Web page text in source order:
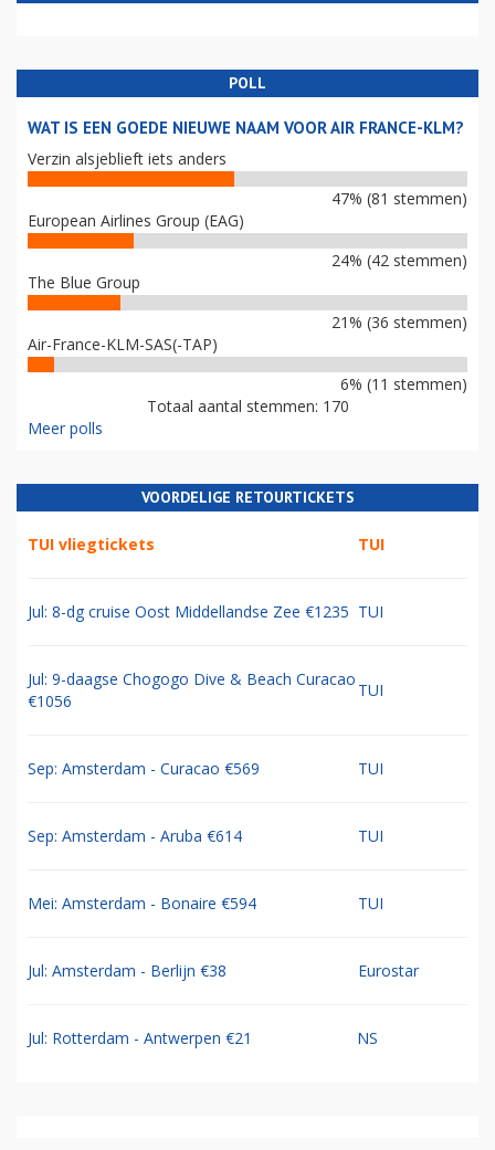
POLL
WAT IS EEN GOEDE NIEUWE NAAM VOOR AIR FRANCE-KLM?
Verzin alsjeblieft iets anders
47% (81 stemmen)
European Airlines Group (EAG)
24% (42 stemmen)
The Blue Group
21% (36 stemmen)
Air-France-KLM-SAS(-TAP)
6% (11 stemmen)
Totaal aantal stemmen: 170
Meer polls
VOORDELIGE RETOURTICKETS
TUI vliegtickets TUI
Jul: 8-dg cruise Oost Middellandse Zee €1235 TUI
Jul: 9-daagse Chogogo Dive & Beach Curacao
€1056
TUI
Sep: Amsterdam - Curacao €569 TUI
Sep: Amsterdam - Aruba €614 TUI
Mei: Amsterdam - Bonaire €594 TUI
Jul: Amsterdam - Berlijn €38 Eurostar
Jul: Rotterdam - Antwerpen €21 NS